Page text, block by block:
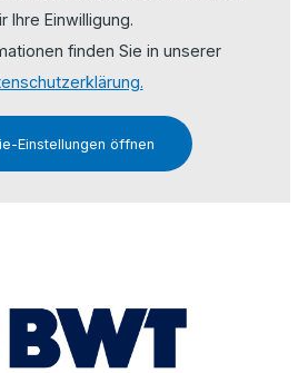
Ihre Einwilligung.
finden Sie in unserer
Einstellungen öffnen